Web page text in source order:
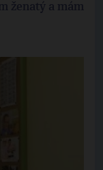
ženatý a mám